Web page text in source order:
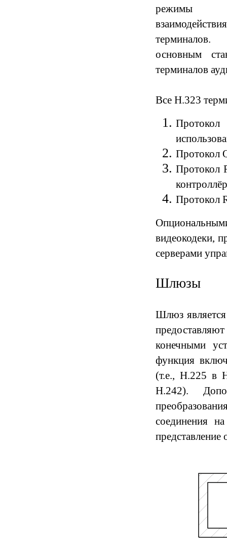
режимы
основным
терминалов
Все H.323
Протокол
Протокол
Протокол
Протокол
видеокодеки,
серверами
Шлюзы
Шлюз
конечными
функция
(т.е., H.225 в
H.242).
соединения